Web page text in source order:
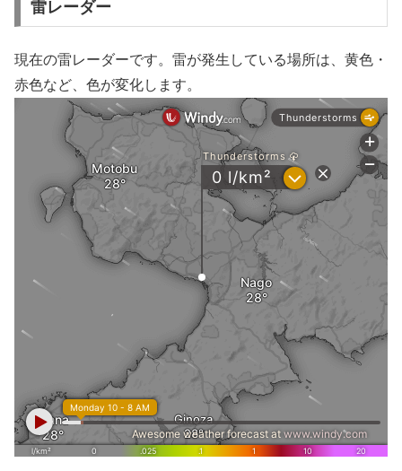
雷レーダー
現在の雷レーダーです。雷が発生している場所は、黄色・
赤色など、色が変化します。